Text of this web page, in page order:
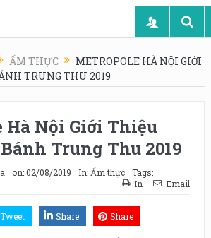
ẨM THỰC
METROPOLE HÀ NỘI GIỚI
TRUNG THU 2019
Hà Nội Giới Thiệu
Trung Thu 2019
on:02/08/2019 In: Ẩm thực
Tags:
In
Email
Tweet Share Share